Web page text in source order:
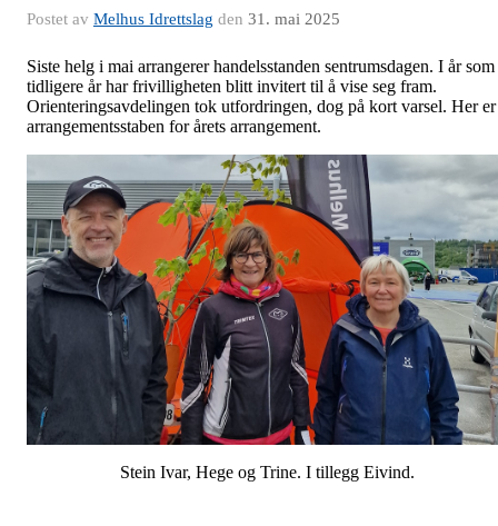
Postet av Melhus Idrettslag den 31. mai 2025
Siste helg i mai arrangerer handelsstanden sentrumsdagen. I år som
tidligere år har frivilligheten blitt invitert til å vise seg fram.
Orienteringsavdelingen tok utfordringen, dog på kort varsel. Her er
arrangementsstaben for årets arrangement.
Stein Ivar, Hege og Trine. I tillegg Eivind.